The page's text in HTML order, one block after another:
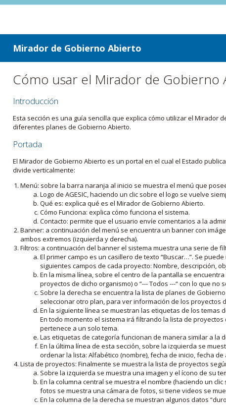
ir a contenido
ir al menú
Mirador de Gobierno Abierto
Cómo usar el Mirador de Gobierno
Introducción
Esta sección es una guía sencilla que explica cómo utilizar el
diferentes planes de Gobierno Abierto.
Portada
El Mirador de Gobierno Abierto es un portal en el cual el Estado
divide verticalmente:
Menú: sobre la barra naranja al inicio se muestra el menú que
Logo de AGESIC, haciendo un clic sobre el logo se vuelve
Qué es: explica qué es el Mirador de Gobierno Abierto.
Cómo Funciona: explica cómo funciona el sistema.
Contacto: permite que el usuario envíe comentarios a la
Banner: a continuación del menú se encuentra un banner con
ambos extremos (izquierda y derecha).
Filtros: a continuación del banner el sistema muestra una serie de
El primer campo es un casillero de texto “Buscar…”. Se
siguientes campos de cada proyecto: Nombre, descripción,
En la misma línea, sobre el centro de la pantalla se
proyectos de dicho organismo) o “--- Todos ---“ con lo que
Sobre la derecha se encuentra la lista de planes de
seleccionar otro plan, para ver información de los
En la siguiente línea se muestran las etiquetas de los
En todo momento el sistema irá filtrando la lista de
pertenece a un solo tema.
Las etiquetas de categoría funcionan de manera similar a la
En la última línea de esta sección, sobre la izquierda se
ordenar la lista: Alfabético (nombre), fecha de inicio, fecha
Lista de proyectos: Finalmente se muestra la lista de proyectos
Sobre la izquierda se muestra una imagen y el ícono de su
En la columna central se muestra el nombre (haciendo un
fotos se muestra una cámara de fotos, si tiene videos se
En la columna de la derecha se muestran algunos datos